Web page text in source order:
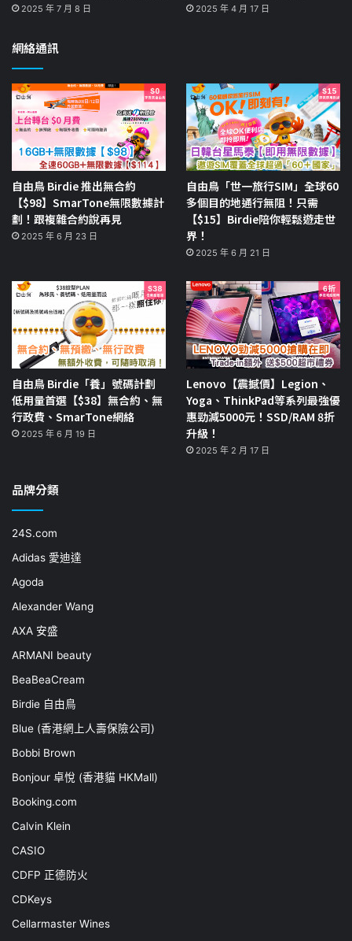
2025 年 7 月 8 日 2025 年 4 月 17 日
網絡通訊
自由鳥 Birdie 推出無合約
【$98】SmarTone無限數據計
劃！跟複雜合約說再見
2025 年 6 月 23 日
自由鳥「世一旅行SIM」全球60
多個目的地通行無阻！只需
【$15】Birdie陪你輕鬆遊走世
界！
2025 年 6 月 21 日
自由鳥 Birdie「養」號碼計劃
低用量首選【$38】無合約、無
行政費、SmarTone網絡
2025 年 6 月 19 日
Lenovo【震撼價】Legion、
Yoga、ThinkPad等系列最強優
惠勁減5000元！SSD/RAM 8折
升級！
2025 年 2 月 17 日
品牌分類
24S.com
Adidas 愛迪達
Agoda
Alexander Wang
AXA 安盛
ARMANI beauty
BeaBeaCream
Birdie 自由鳥
Blue (香港網上人壽保險公司)
Bobbi Brown
Bonjour 卓悅 (香港貓 HKMall)
Booking.com
Calvin Klein
CASIO
CDFP 正德防火
CDKeys
Cellarmaster Wines